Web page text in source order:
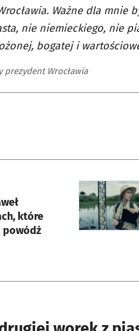
Ważne dla mnie
nie niemieckiego, nie
bogatej i
prezydent Wrocławia
które
powódź
otworzy się